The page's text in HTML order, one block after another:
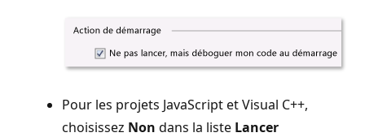
Pour les projets JavaScript et Visual C++,
choisissez Non dans la liste Lancer